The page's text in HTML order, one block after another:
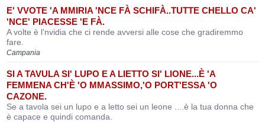
E' VVOTE 'A MMIRIA 'NCE FÀ SCHIFÀ..TUTTE CHELLO CA'
'NCE' PIACESSE 'E FÀ.
A volte è l'nvidia che ci rende avversi alle cose che gradiremmo
fare.
Campania
SI A TAVULA SI' LUPO E A LIETTO SI' LIONE...È 'A
FEMMENA CH'È 'O MMASSIMO,'O PORT'ESSA 'O
CAZONE.
Se a tavola sei un lupo e a letto sei un leone ....è la tua donna che
è capace e quindi comanda.